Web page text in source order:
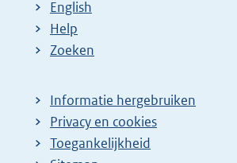
English
Help
Zoeken
Informatie hergebruiken
Privacy en cookies
Toegankelijkheid